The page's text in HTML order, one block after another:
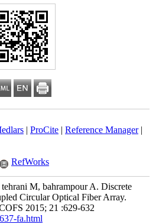
Medlars|ProCite|Reference Manager
RefWorks
tehrani M, bahrampour A. Discrete
Circular Optical Fiber Array.
2015; 21 :629-632
637-fa.html